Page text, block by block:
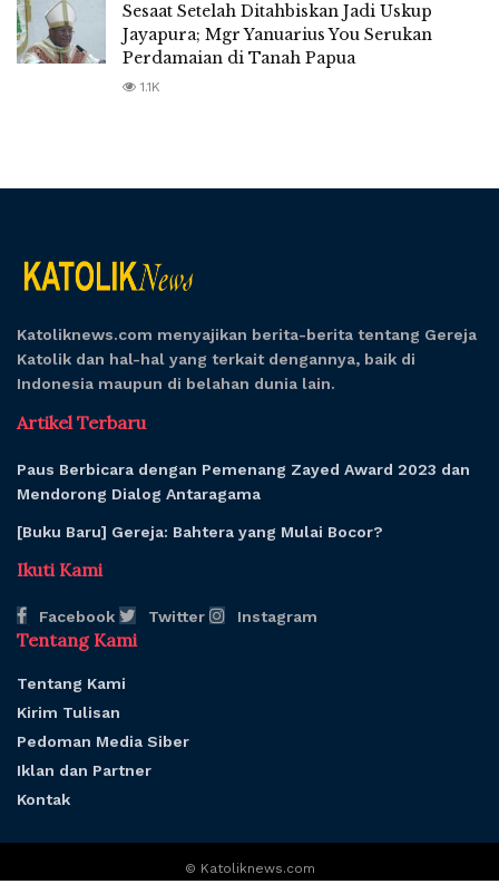
Sesaat Setelah Ditahbiskan Jadi Uskup
Jayapura; Mgr Yanuarius You Serukan
Perdamaian di Tanah Papua
1.1K
Katoliknews.com menyajikan berita-berita tentang Gereja
Katolik dan hal-hal yang terkait dengannya, baik di
Indonesia maupun di belahan dunia lain.
Artikel Terbaru
Paus Berbicara dengan Pemenang Zayed Award 2023 dan
Mendorong Dialog Antaragama
[Buku Baru] Gereja: Bahtera yang Mulai Bocor?
Ikuti Kami
Facebook Twitter Instagram
Tentang Kami
Tentang Kami
Kirim Tulisan
Pedoman Media Siber
Iklan dan Partner
Kontak
© Katoliknews.com